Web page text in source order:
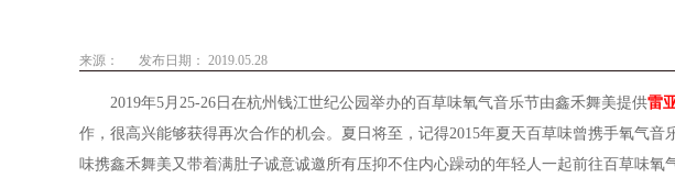
来源： 发布日期： 2019.05.28
2019年5月25-26日在杭州钱江世纪公园举办的百草味氧气音乐节由鑫禾舞美提供雷
作，很高兴能够获得再次合作的机会。夏日将至，记得2015年夏天百草味曾携手氧气
味携鑫禾舞美又带着满肚子诚意诚邀所有压抑不住内心躁动的年轻人一起前往百草味氧